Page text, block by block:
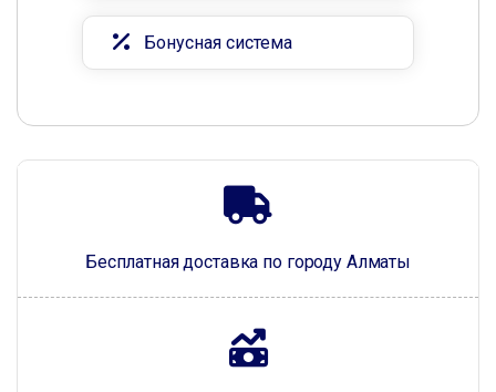
Бесплатная доставка по городу Алматы
Бонусная система